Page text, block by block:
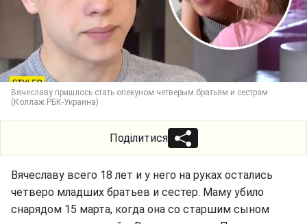
Вячеславу пришлось стать опекуном четверым братьям и сестрам
(Коллаж РБК-Украина)
Поділитися
Вячеславу всего 18 лет и у него на руках остались
четверо младших братьев и сестер. Маму убило
снарядом 15 марта, когда она со старшим сыном